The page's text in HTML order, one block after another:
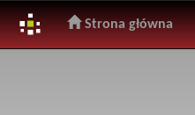
Strona główna